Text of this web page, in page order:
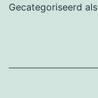
Gecategoriseerd als